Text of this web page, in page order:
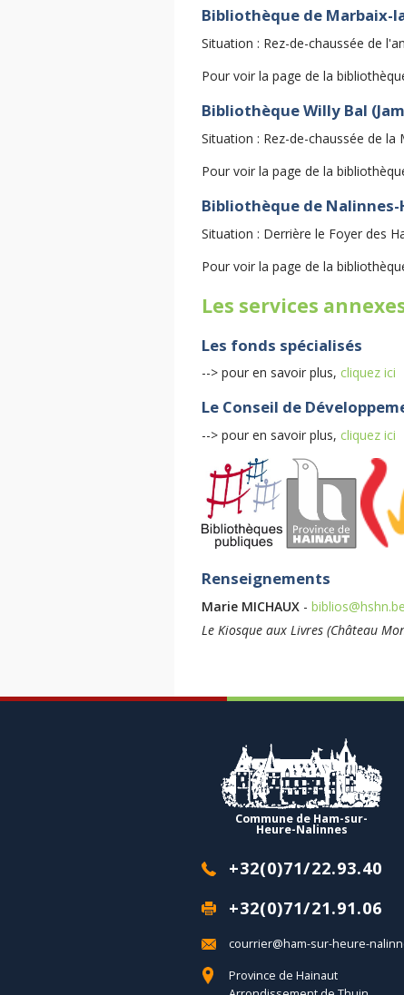
Bibliothèque de Marbaix-
Situation : Rez-de-chaussée de
Pour voir la page de la
Bibliothèque Willy Bal
Situation : Rez-de-chaussée de la
Pour voir la page de la
Bibliothèque de Nalinnes-
Situation : Derrière le Foyer des
Pour voir la page de la
Les services
Les fonds spécialisés
--> pour en savoir plus, cliquez ici
Le Conseil de
--> pour en savoir plus, cliquez ici
Renseignements
Marie MICHAUX - biblios@hshn.be
Le Kiosque aux Livres (Château
Commune de Ham-sur-
Heure-Nalinnes
+32(0)71/22.93.40
+32(0)71/21.91.06
courrier@ham-sur-heure-
Province de Hainaut